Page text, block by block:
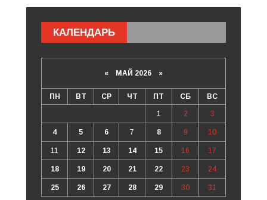
КАЛЕНДАРЬ
« МАЙ 2026 »
ПН ВТ СР ЧТ ПТ СБ ВС
1 2 3
4 5 6 7 8 9 10
11 12 13 14 15 16 17
18 19 20 21 22 23 24
25 26 27 28 29 30 31